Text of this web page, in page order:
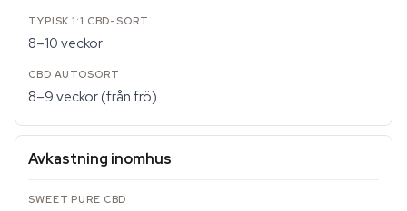
8–10 veckor
8–9 veckor (från frö)
Avkastning inomhus